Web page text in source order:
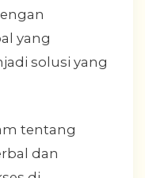
yang
solusi yang
tentang
dan